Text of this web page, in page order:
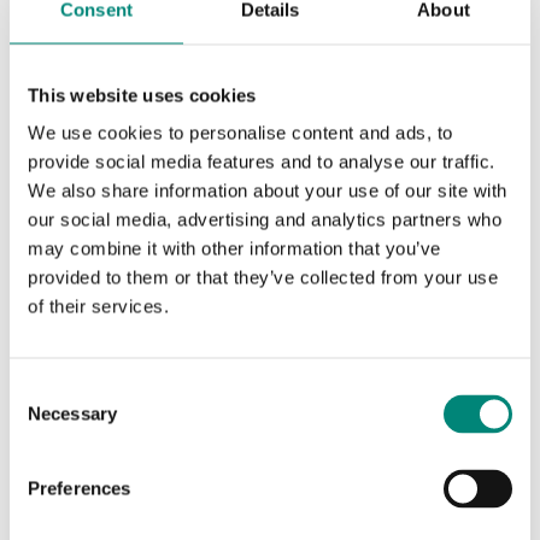
Consent Details About
This website uses cookies
We use cookies to personalise content and ads, to
provide social media features and to analyse our traffic.
We also share information about your use of our site with
our social media, advertising and analytics partners who
may combine it with other information that you’ve
provided to them or that they’ve collected from your use
of their services.
Necessary
Preferences
profundidad y moldeado en la cubeta, por lo que resulta
envase. Los marcados serigráficos están disponibles en
un solo color; los colores disponibles son negro, azul,
rojo o blanco.